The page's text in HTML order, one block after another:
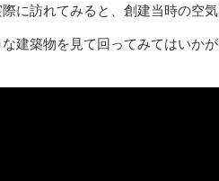
に訪れてみると、創建当時の空
建築物を見て回ってみてはいか